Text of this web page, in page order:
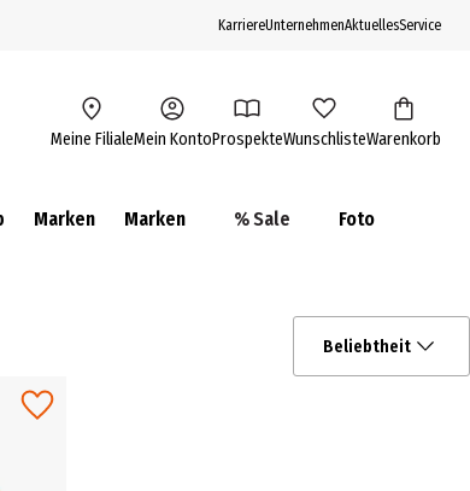
KarriereUnternehmenAktuellesService
Meine FilialeMein KontoProspekteWunschlisteWarenkorb
Marken Marken % Sale Foto
Beliebtheit